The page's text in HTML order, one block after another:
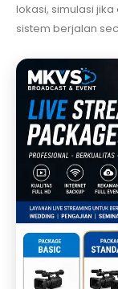
lokasi, simulasi
sistem berjalan